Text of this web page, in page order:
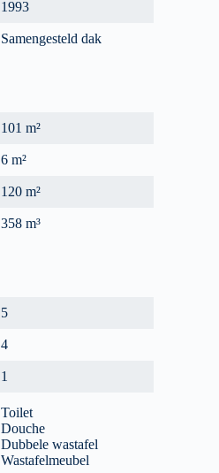
1993
Samengesteld dak
101 m²
6 m²
120 m²
358 m³
5
4
1
Toilet
Douche
Dubbele wastafel
Wastafelmeubel